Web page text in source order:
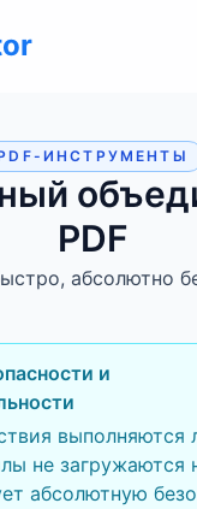
ИНСТРУМЕНТЫ
PDF
абсолютно
и
выполняются
не загружаются
абсолютную